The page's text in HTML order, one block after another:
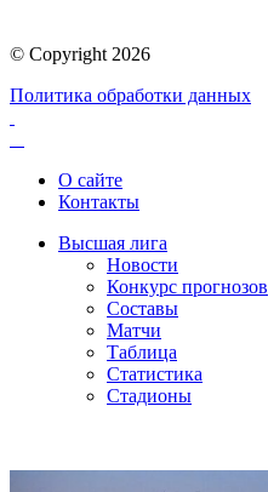
© Copyright 2026
Политика обработки данных
О сайте
Контакты
Высшая лига
Новости
Конкурс прогнозов
Составы
Матчи
Таблица
Статистика
Стадионы